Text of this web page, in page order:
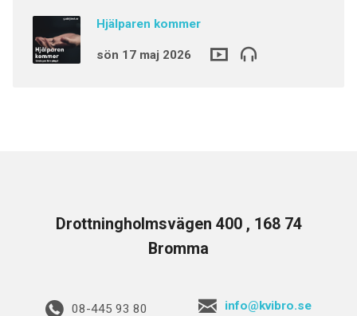
Hjälparen kommer
sön 17 maj 2026
Drottningholmsvägen 400 , 168 74
Bromma
08-445 93 80 info@kvibro.se